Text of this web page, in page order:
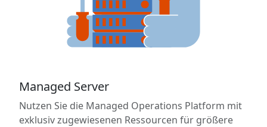
Managed Server
Nutzen Sie die Managed Operations Platform mit
exklusiv zugewiesenen Ressourcen für größere